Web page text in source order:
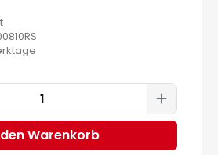
Gib den
Warenkorb